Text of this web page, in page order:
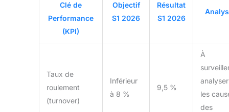
Clé de
Performance
(KPI)
Objectif
S1 2026
Résultat
S1 2026
Taux de
roulement
(turnover)
Inférieur
à 8 %
9,5 %
À
analyser
les
des